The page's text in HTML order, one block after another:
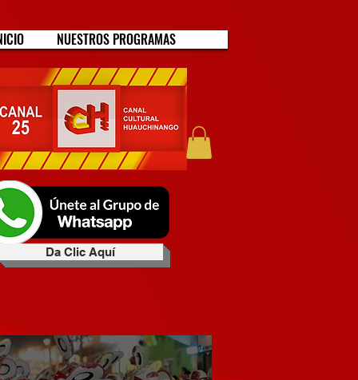
NUESTROS PROGRAMAS
Da Clic Aquí